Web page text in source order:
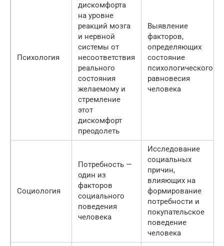
Психология
дискомфорта
на уровне
реакций мозга
и нервной
системы от
несоответствия
реального
состояния
желаемому и
стремление
этот
дискомфорт
преодолеть
Выявление
факторов,
определяющих
состояние
психологического
равновесия
человека
Социология
Потребность —
один из
факторов
социального
поведения
человека
Исследование
социальных
причин,
влияющих на
формирование
потребности и
покупательское
поведение
человека